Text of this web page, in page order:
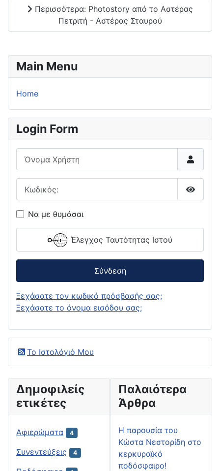
Περισσότερα: Photostory από το Αστέρας
Πετριτή - Αστέρας Σταυρού
Main Menu
Home
Login Form
Όνομα Χρήστη
Να με θυμάσαι
Έλεγχος Ταυτότητας Ιστού
Σύνδεση
Ξεχάσατε τον κωδικό πρόσβασής σας;
Ξεχάσατε το όνομα εισόδου σας;
Το Ιστολόγιό Μου
Δημοφιλείς
ετικέτες
Αφιερώματα 4
Συνεντεύξεις 4
Παλαιότερα
Άρθρα
H παρουσία του
Κώστα Νεστορίδη στο
κερκυραϊκό
ποδόσφαιρο!